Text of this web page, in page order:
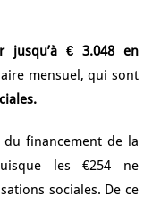
jusqu’à € 3.048 en
mensuel, qui sont
du financement de la
les €254 ne
sociales. De ce